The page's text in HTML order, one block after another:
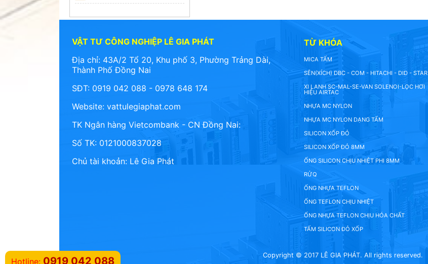
VẬT TƯ CÔNG NGHIỆP LÊ GIA PHÁT
Địa chỉ: 43A/2 Tổ 20, Khu phố 3, Phường Trảng Dài,
Thành Phố Đồng Nai
SĐT: 0919 042 088 - 0978 648 174
Website: vattulegiaphat.com
TK Ngân hàng Vietcombank - CN Đồng Nai:
Số TK: 0121000837028
Chủ tài khoản: Lê Gia Phát
TỪ KHÓA
MICA TẤM
SÊN(XÍCH) DBC - COM - HITACHI - DID - STAR
XI LANH SC-MAL-SE-VAN SOLENOI-LỌC HƠI
HIỆU AIRTAC
NHỰA MC NYLON
NHỰA MC NYLON DẠNG TẤM
SILICON XỐP ĐỎ
SILICON XỐP ĐỎ 8MM
ỐNG SILICON CHỊU NHIỆT PHI 8MM
RỬQ
ỐNG NHỰA TEFLON
ỐNG TEFLON CHỊU NHIỆT
ỐNG NHỰA TEFLON CHỊU HÓA CHẤT
TẤM SILICON ĐỎ XỐP
Copyright © 2017 LÊ GIA PHÁT. All rights reserved.
Hotline: 0919 042 088